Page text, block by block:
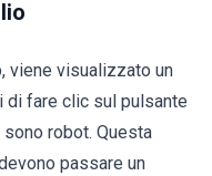
viene visualizzato un
fare clic sul pulsante
robot. Questa
passare un